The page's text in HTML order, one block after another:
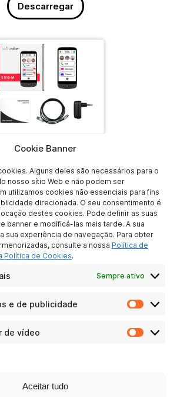
Cookie Banner
Alguns deles são necessários para o
nosso sítio Web e não podem ser
utilizamos cookies não essenciais para fins
direcionada. O seu consentimento é
destes cookies. Pode definir as suas
banner e modificá-las mais tarde. A sua
sua experiência de navegação. Para obter
consulte a nossa Política de
Política de Cookies.
Sempre ativo
e de publicidade
de vídeo
Aceitar tudo
Descarregar
SOBRE NÓS